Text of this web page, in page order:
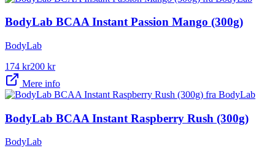
BodyLab BCAA Instant Passion Mango (300g)
BodyLab
174 kr200 kr
Mere info
BodyLab BCAA Instant Raspberry Rush (300g)
BodyLab